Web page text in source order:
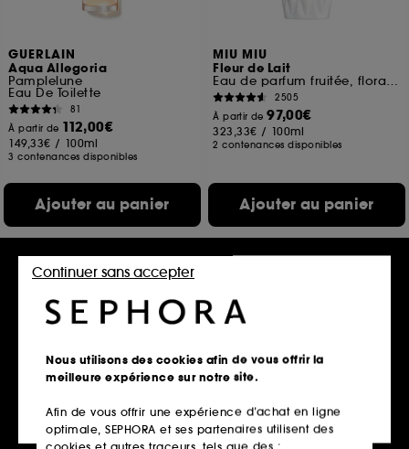
GUERLAIN
Aqua Allegoria
Pamplelune
Eau De Toilette
81
À partir de 112,00€
149,33€ / 100ml
3 contenances disponibles
Ajouter au panier
MIU MIU
Fleur de Lait
Eau de parfum fruitée, florale et ambrée pour femme
2505
À partir de97,00€
323,33€ / 100ml
2 contenances disponibles
Ajouter au panier
CALVIN KLEIN
CK Cotton Musk
Brume Parfumée Unisexe Corps & Cheveux
Nouveauté
GUCCI
Flora Gorgeous Magnolia
Eau de Parfum
Nous utilisons des cookies afin de vous offrir la
meilleure expérience sur notre site.
Afin de vous offrir une expérience d’achat en ligne
optimale, SEPHORA et ses partenaires utilisent des
cookies et autres traceurs, tels que des :
Continuer sans accepter